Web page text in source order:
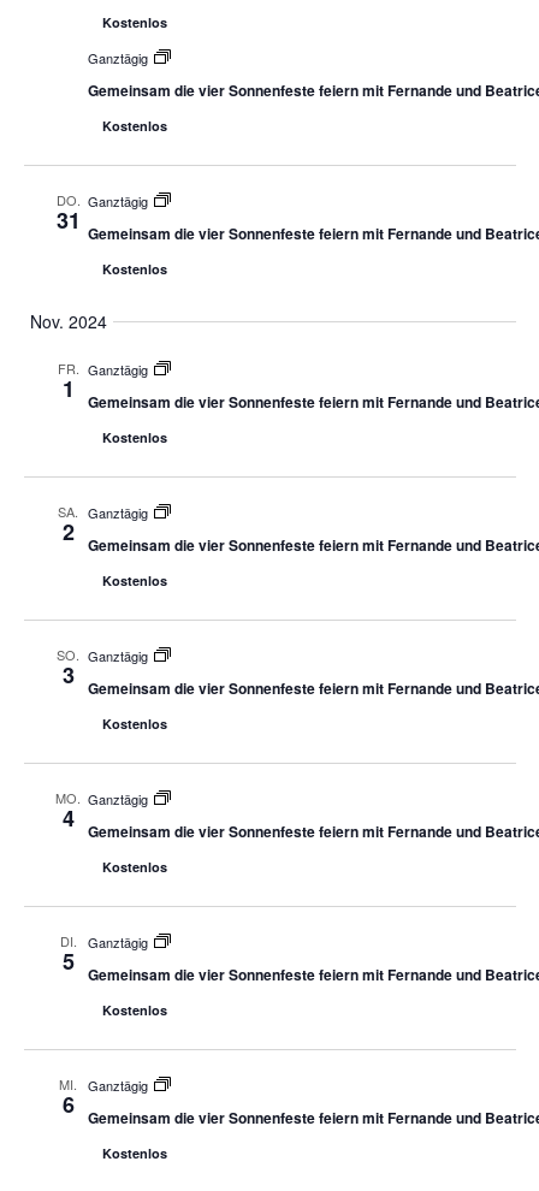
Kostenlos
Ganztägig
Gemeinsam die vier Sonnenfeste feiern mit Fernande und
Kostenlos
DO.
31
Ganztägig
Gemeinsam die vier Sonnenfeste feiern mit Fernande und
Kostenlos
Nov. 2024
FR.
1
Ganztägig
Gemeinsam die vier Sonnenfeste feiern mit Fernande und
Kostenlos
SA.
2
Ganztägig
Gemeinsam die vier Sonnenfeste feiern mit Fernande und
Kostenlos
SO.
3
Ganztägig
Gemeinsam die vier Sonnenfeste feiern mit Fernande und
Kostenlos
MO.
4
Ganztägig
Gemeinsam die vier Sonnenfeste feiern mit Fernande und
Kostenlos
DI.
5
Ganztägig
Gemeinsam die vier Sonnenfeste feiern mit Fernande und
Kostenlos
MI.
6
Ganztägig
Gemeinsam die vier Sonnenfeste feiern mit Fernande und
Kostenlos